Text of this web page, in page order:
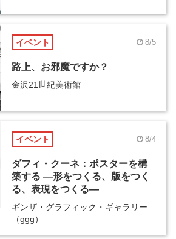
イベント 8/5
路上、お邪魔ですか？
金沢21世紀美術館
イベント 8/4
ダフィ・クーネ：ポスターを構
築する ―形をつくる、版をつく
る、表現をつくる―
ギンザ・グラフィック・ギャラリー
（ggg）